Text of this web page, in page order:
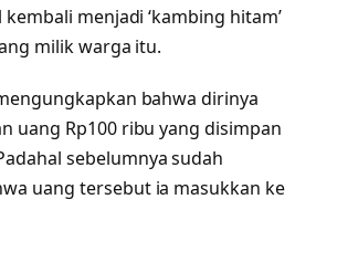
menjadi ‘kambing hitam’
milik warga itu.
bahwa dirinya
uang Rp100 ribu yang disimpan
sebelumnya sudah
uang tersebut ia masukkan ke